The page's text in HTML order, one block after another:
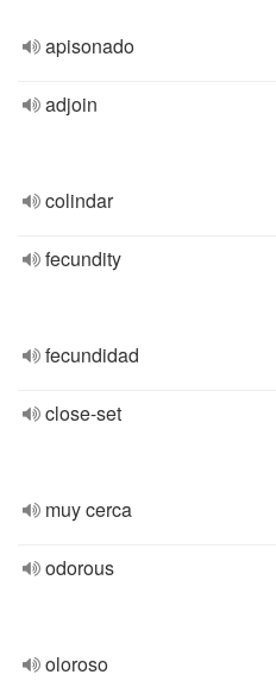
apisonado
adjoin
colindar
fecundity
fecundidad
close-set
muy cerca
odorous
oloroso